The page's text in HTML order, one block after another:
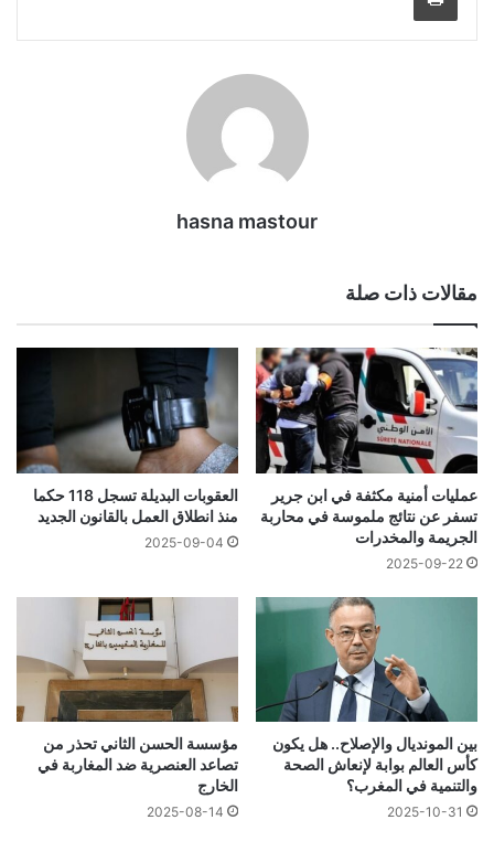
hasna mastour
مقالات ذات صلة
عمليات أمنية مكثفة في ابن جرير
تسفر عن نتائج ملموسة في محاربة
الجريمة والمخدرات
2025-09-22
العقوبات البديلة تسجل 118 حكما
منذ انطلاق العمل بالقانون الجديد
2025-09-04
بين المونديال والإصلاح.. هل يكون
كأس العالم بوابة لإنعاش الصحة
والتنمية في المغرب؟
2025-10-31
مؤسسة الحسن الثاني تحذر من
تصاعد العنصرية ضد المغاربة في
الخارج
2025-08-14